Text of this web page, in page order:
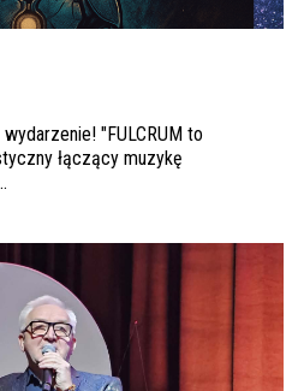
"FULCRUM to
łączący muzykę